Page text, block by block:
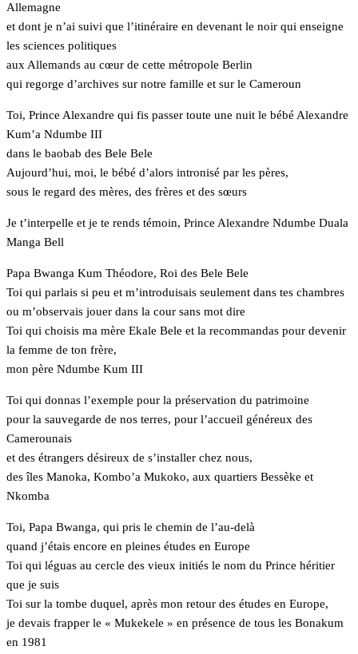
Allemagne
et dont je n’ai suivi que l’itinéraire en devenant le noir qui enseigne
les sciences politiques
aux Allemands au cœur de cette métropole Berlin
qui regorge d’archives sur notre famille et sur le Cameroun
Toi, Prince Alexandre qui fis passer toute une nuit le bébé Alexandre
Kum’a Ndumbe III
dans le baobab des Bele Bele
Aujourd’hui, moi, le bébé d’alors intronisé par les pères,
sous le regard des mères, des frères et des sœurs
Je t’interpelle et je te rends témoin, Prince Alexandre Ndumbe Duala
Manga Bell
Papa Bwanga Kum Théodore, Roi des Bele Bele
Toi qui parlais si peu et m’introduisais seulement dans tes chambres
ou m’observais jouer dans la cour sans mot dire
Toi qui choisis ma mère Ekale Bele et la recommandas pour devenir
la femme de ton frère,
mon père Ndumbe Kum III
Toi qui donnas l’exemple pour la préservation du patrimoine
pour la sauvegarde de nos terres, pour l’accueil généreux des
Camerounais
et des étrangers désireux de s’installer chez nous,
des îles Manoka, Kombo’a Mukoko, aux quartiers Bessèke et
Nkomba
Toi, Papa Bwanga, qui pris le chemin de l’au-delà
quand j’étais encore en pleines études en Europe
Toi qui léguas au cercle des vieux initiés le nom du Prince héritier
que je suis
Toi sur la tombe duquel, après mon retour des études en Europe,
je devais frapper le « Mukekele » en présence de tous les Bonakum
en 1981